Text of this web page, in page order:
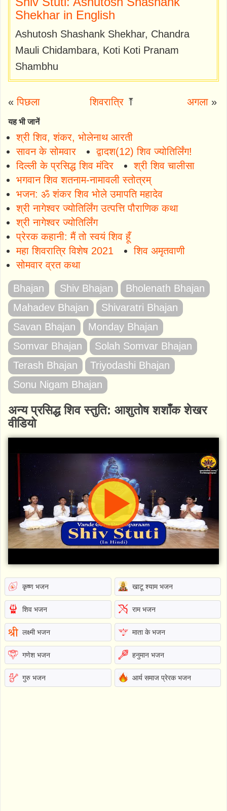
Shekhar in English
Ashutosh Shashank Shekhar, Chandra
Mauli Chidambara, Koti Koti Pranam
Shambhu
«पिछला शिवरात्रि⤒ अगला»
यह भी जानें
श्री शिव, शंकर, भोलेनाथ आरती
सावन के सोमवार
द्वादश(12) शिव ज्योतिर्लिंग!
दिल्ली के प्रसिद्ध शिव मंदिर
श्री शिव चालीसा
भगवान शिव शतनाम-नामावली स्तोत्रम्
भजन: ॐ शंकर शिव भोले उमापति महादेव
श्री नागेश्वर ज्योतिर्लिंग उत्पत्ति पौराणिक कथा
श्री नागेश्वर ज्योतिर्लिंग
प्रेरक कहानी: मैं तो स्वयं शिव हूँ
महा शिवरात्रि विशेष 2021
शिव अमृतवाणी
सोमवार व्रत कथा
Bhajan Shiv Bhajan
Bholenath Bhajan
Mahadev Bhajan
Shivaratri Bhajan
Savan Bhajan
Monday Bhajan
Somvar Bhajan
Solah Somvar Bhajan
Terash Bhajan
Triyodashi Bhajan
Sonu Nigam Bhajan
अन्य प्रसिद्ध शिव स्तुति: आशुतोष शशाँक शेखर
वीडियो
कृष्ण भजन खाटू श्याम भजन
शिव भजन राम भजन
लक्ष्मी भजन माता के भजन
गणेश भजन हनुमान भजन
गुरु भजन आर्य समाज प्रेरक भजन